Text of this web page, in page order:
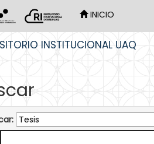
INICIO
INSTITUCIONAL UAQ